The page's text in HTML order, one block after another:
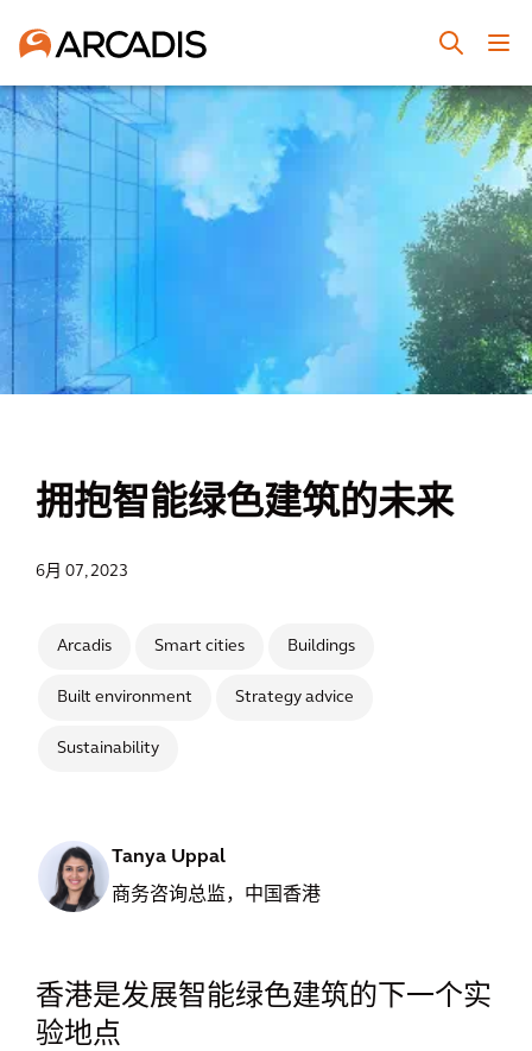
拥抱智能绿色建筑的未来
6月 07, 2023
Arcadis Smart cities Buildings
Built environment Strategy advice
Sustainability
Tanya Uppal
商务咨询总监，中国香港
香港是发展智能绿色建筑的下一个实
验地点